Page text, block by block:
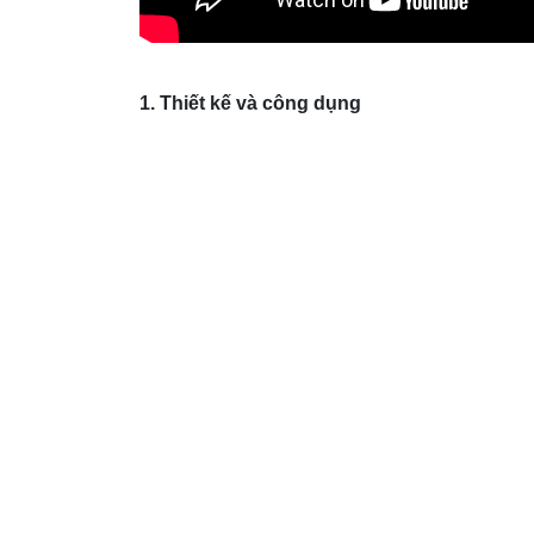
1. Thiết kế và công dụng